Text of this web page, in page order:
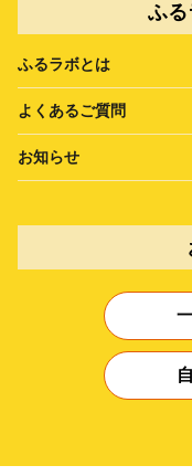
ふる
ふるラボとは
よくあるご質問
お知らせ